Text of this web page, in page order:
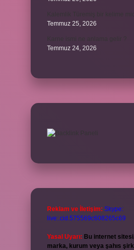
Temmuz 25, 2026
Temmuz 24, 2026
Reklam ve İletişim: Skype:
live:.cid.575569c608265c69
Yasal Uyarı: Bu internet
marka, kurum veya şahıs